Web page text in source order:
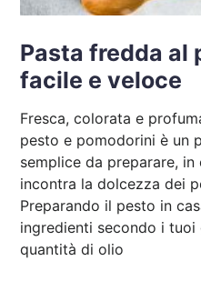
Pasta fredda al
facile e veloce
Fresca, colorata e
pesto e pomodorini è un
semplice da preparare,
incontra la dolcezza dei
Preparando il pesto in
ingredienti secondo i
quantità di olio